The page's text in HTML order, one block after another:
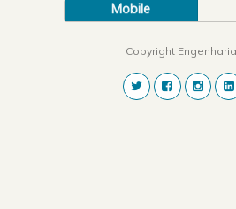
Mobile
Copyright